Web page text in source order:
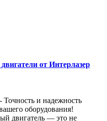
от Интерлазер
Точность и надежность
оборудования!
двигатель — это не